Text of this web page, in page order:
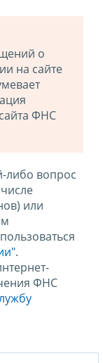
о
на сайте
ФНС
либо вопрос
или
.
ФНС